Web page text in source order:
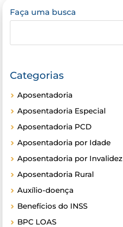
Faça uma busca
Categorias
Aposentadoria
Aposentadoria Especial
Aposentadoria PCD
Aposentadoria por Idade
Aposentadoria por Invalidez
Aposentadoria Rural
Auxílio-doença
Benefícios do INSS
BPC LOAS